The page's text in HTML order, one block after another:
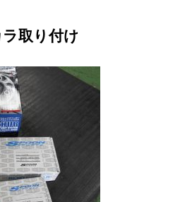
取り付け